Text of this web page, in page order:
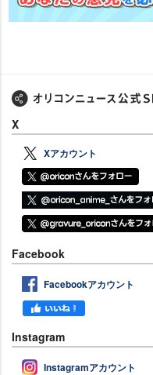
X
Xアカウント
Facebook
Facebookアカウント
Instagram
Instagramアカウント